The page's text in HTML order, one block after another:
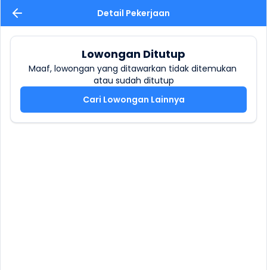
Detail Pekerjaan
Lowongan Ditutup
Maaf, lowongan yang ditawarkan tidak ditemukan
atau sudah ditutup
Cari Lowongan Lainnya